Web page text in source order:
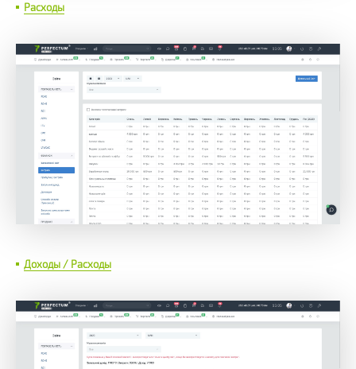
Расходы
Доходы / Расходы